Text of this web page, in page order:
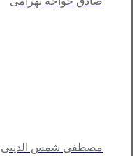
مصطفی شمس الدینی